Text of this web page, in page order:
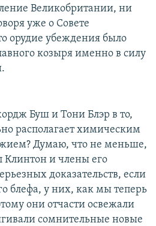
Великобритании, ни
уже о Совете
орудие убеждения было
козыря именно в силу
Буш и Тони Блэр в то,
располагает химическим
Думаю, что не меньше,
Клинтон и члены его
доказательств, если
блефа, у них, как мы теперь
они отчасти освежали
сомнительные новые